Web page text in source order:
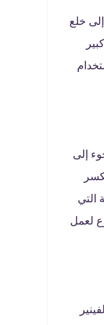
خلع
إلى
التي
لعمل